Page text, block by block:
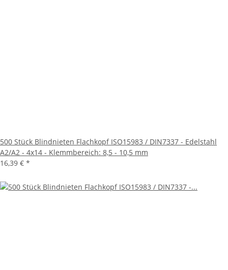
500 Stück Blindnieten Flachkopf ISO15983 / DIN7337 - Edelstahl
A2/A2 - 4x14 - Klemmbereich: 8,5 - 10,5 mm
16,39 € *